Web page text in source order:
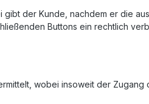
der Kunde, nachdem er die
Buttons ein rechtlich
wobei insoweit der Zugang